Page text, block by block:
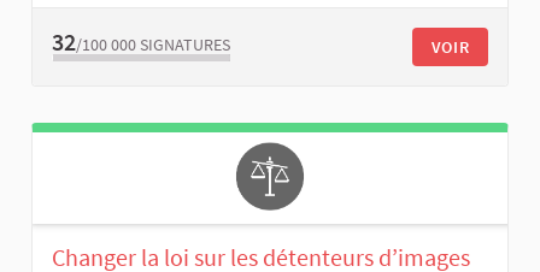
32/100 000 SIGNATURES VOIR
Changer la loi sur les détenteurs d’images